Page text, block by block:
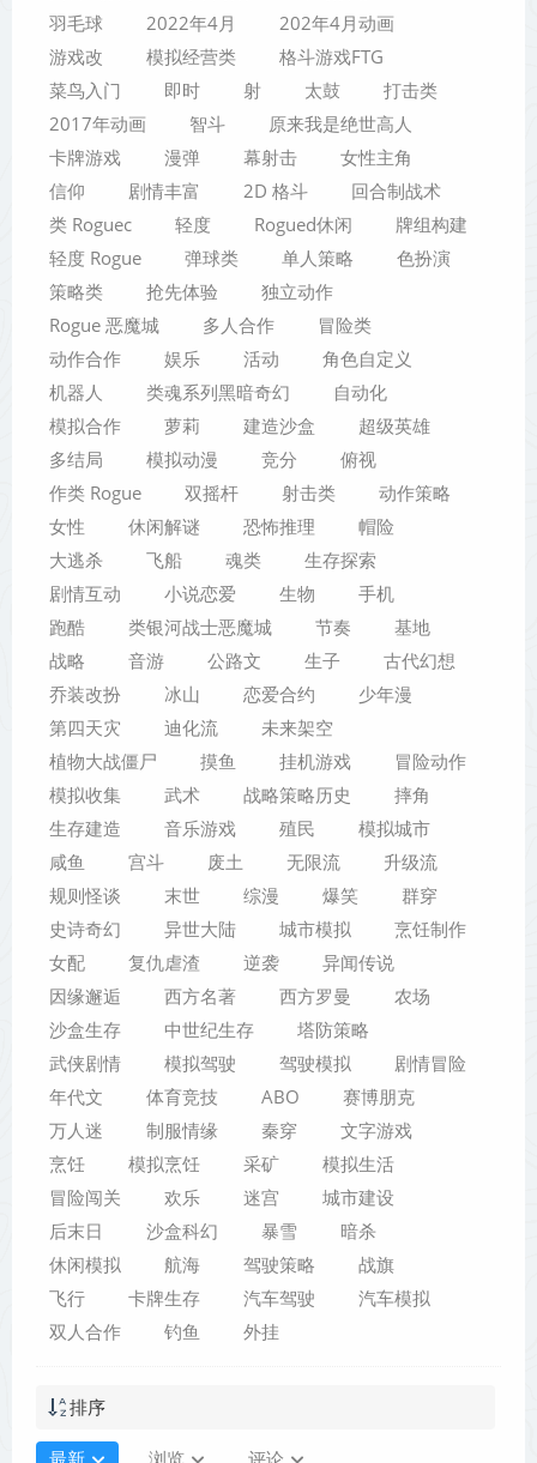
羽毛球
2022年4月
202年4月动画
游戏改
模拟经营类
格斗游戏FTG
菜鸟入门
即时 射 太鼓
打击类
2017年动画
智斗
原来我是绝世高人
卡牌游戏
漫弹 幕射击
女性主角
信仰
剧情丰富 2D 格斗
回合制战术
类 Roguec
轻度 Rogued休闲
牌组构建
轻度 Rogue
弹球类 单人策略
色扮演
策略类
抢先体验
独立动作
Rogue 恶魔城
多人合作
冒险类
动作合作
娱乐 活动
角色自定义
机器人
类魂系列黑暗奇幻
自动化
模拟合作
萝莉 建造沙盒
超级英雄
多结局
模拟动漫 竞分
俯视
作类 Rogue
双摇杆 射击类
动作策略
女性
休闲解谜 恐怖推理
帽险
大逃杀
飞船 魂类
生存探索
剧情互动
小说恋爱 生物
手机
跑酷
类银河战士恶魔城 节奏
基地
战略
音游 公路文 生子
古代幻想
乔装改扮
冰山 恋爱合约
少年漫
第四天灾
迪化流
未来架空
植物大战僵尸
摸鱼 挂机游戏
冒险动作
模拟收集
武术 战略策略历史
摔角
生存建造
音乐游戏 殖民
模拟城市
咸鱼
宫斗 废土 无限流
升级流
规则怪谈
末世 综漫 爆笑
群穿
史诗奇幻
异世大陆 城市模拟
烹饪制作
女配
复仇虐渣 逆袭
异闻传说
因缘邂逅
西方名著 西方罗曼
农场
沙盒生存
中世纪生存
塔防策略
武侠剧情
模拟驾驶 驾驶模拟
剧情冒险
年代文
体育竞技 ABO
赛博朋克
万人迷
制服情缘 秦穿
文字游戏
烹饪
模拟烹饪 采矿
模拟生活
冒险闯关
欢乐 迷宫
城市建设
后末日
沙盒科幻 暴雪
暗杀
休闲模拟
航海 驾驶策略
战旗
飞行
卡牌生存 汽车驾驶
汽车模拟
双人合作
钓鱼 外挂
排序
最新 浏览 评论